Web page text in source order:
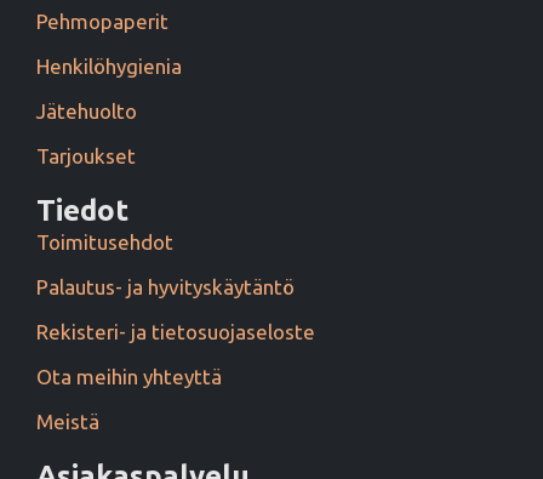
Pehmopaperit
Henkilöhygienia
Jätehuolto
Tarjoukset
Tiedot
Toimitusehdot
Palautus- ja hyvityskäytäntö
Rekisteri- ja tietosuojaseloste
Ota meihin yhteyttä
Meistä